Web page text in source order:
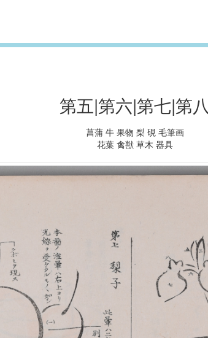
第五|第六|第七|第八
菖蒲 牛 果物 梨 硯 毛筆画
花葉 禽獣 草木 器具